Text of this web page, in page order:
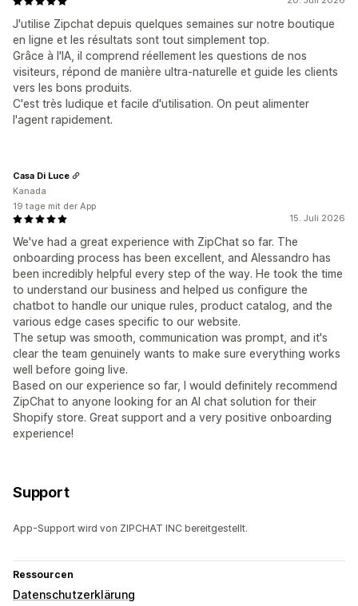
J'utilise Zipchat depuis quelques semaines sur notre boutique
en ligne et les résultats sont tout simplement top.
Grâce à l'IA, il comprend réellement les questions de nos
visiteurs, répond de manière ultra-naturelle et guide les clients
vers les bons produits.
C'est très ludique et facile d'utilisation. On peut alimenter
l'agent rapidement.
15. Juli 2026
We've had a great experience with ZipChat so far. The
onboarding process has been excellent, and Alessandro has
been incredibly helpful every step of the way. He took the time
to understand our business and helped us configure the
chatbot to handle our unique rules, product catalog, and the
various edge cases specific to our website.
The setup was smooth, communication was prompt, and it's
clear the team genuinely wants to make sure everything works
well before going live.
Based on our experience so far, I would definitely recommend
ZipChat to anyone looking for an AI chat solution for their
Shopify store. Great support and a very positive onboarding
experience!
Casa Di Luce
Kanada
19 tage mit der App
Support
App-Support wird von ZIPCHAT INC bereitgestellt.
Ressourcen
Datenschutzerklärung